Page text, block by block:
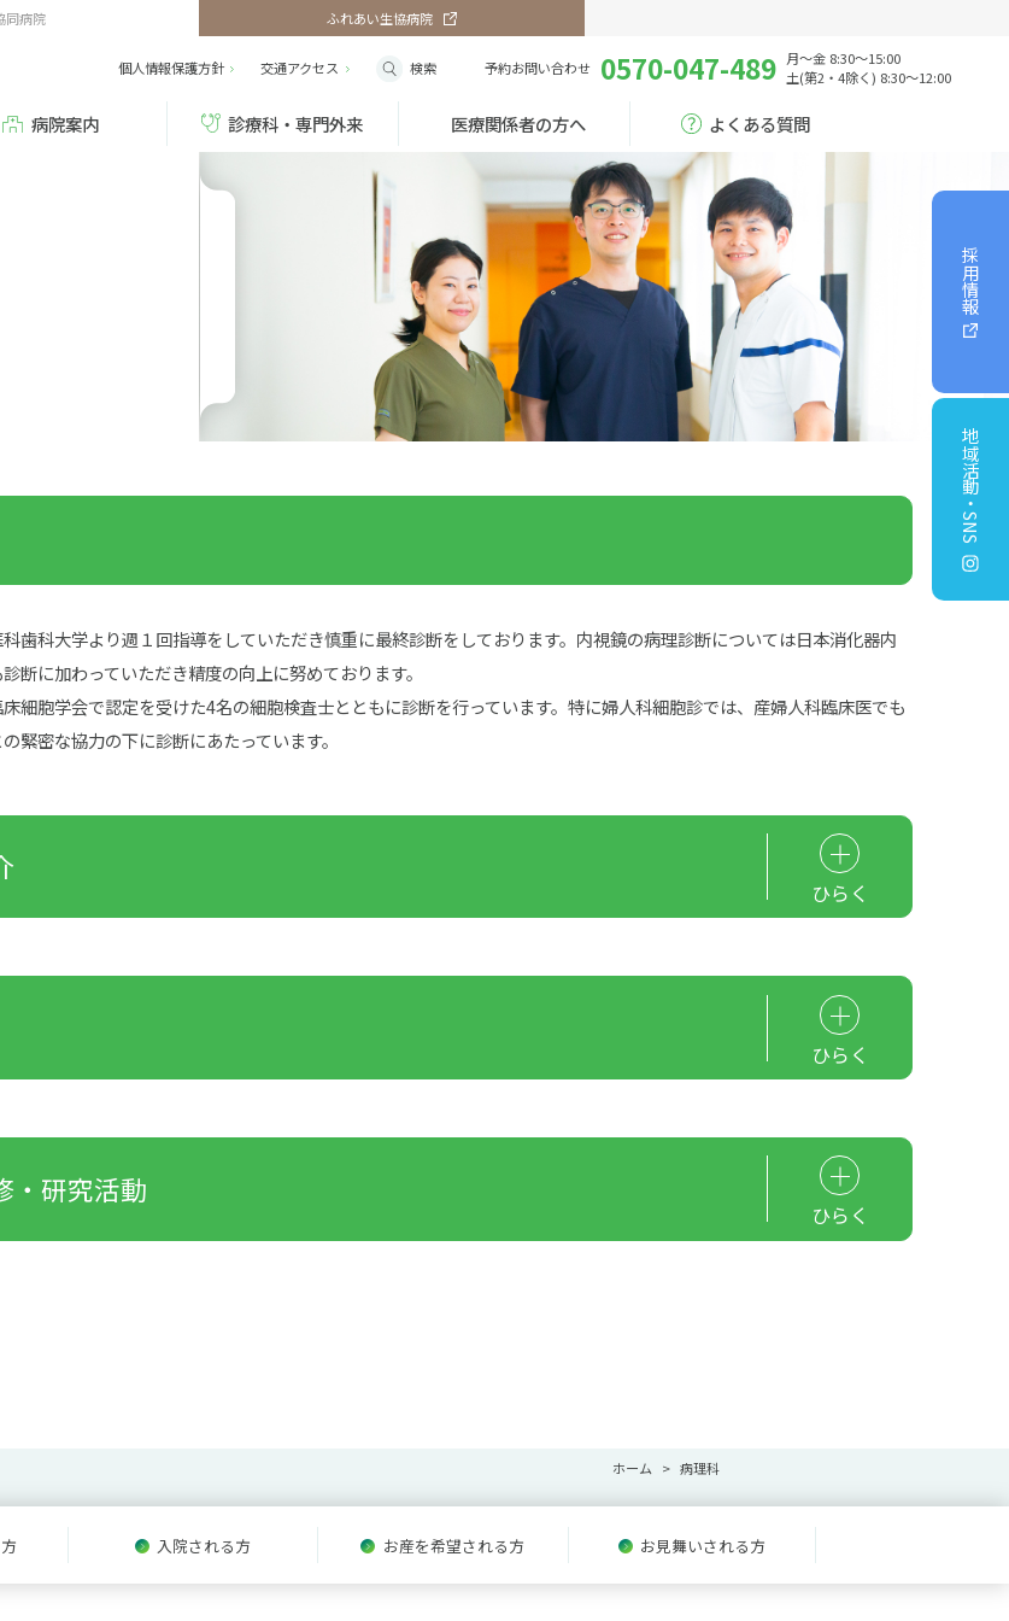
同病院 ふれあい生協病院
個人情報保護方針 交通アクセス 検索 予約お問い合わせ 0570-047-489 月～金 8:30～15:00
土(第2・4除く) 8:30～12:00
病院案内 診療科・専門外来 医療関係者の方へ よくある質問
採用情報
地域活動・SNS
歯科大学より週１回指導をしていただき慎重に最終診断をしております。内視鏡の病理診断については日本消化器内
断に加わっていただき精度の向上に努めております。
細胞学会で認定を受けた4名の細胞検査士とともに診断を行っています。特に婦人科細胞診では、産婦人科臨床医でも
緊密な協力の下に診断にあたっています。
ひらく
ひらく
・研究活動
ひらく
ホーム 病理科
入院される方 お産を希望される方 お見舞いされる方